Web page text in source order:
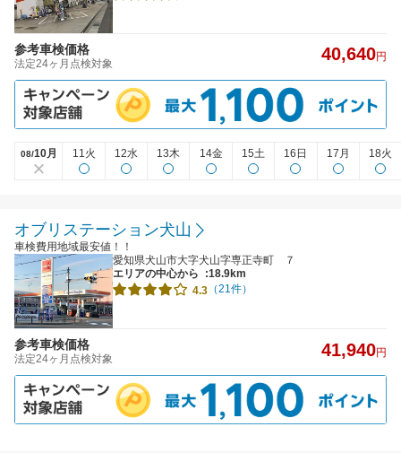
参考車検価格
法定24ヶ月点検対象 40,640円
08/10月 11火 12水 13木 14金 15土 16日 17月 18火
オブリステーション犬山
車検費用地域最安値！！
愛知県犬山市大字犬山字専正寺町 ７
エリアの中心から
:18.9km
4.3 （21件）
参考車検価格
法定24ヶ月点検対象 41,940円